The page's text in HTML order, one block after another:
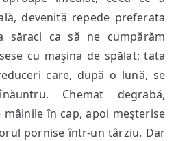
devenită repede preferata
săraci ca să ne cumpărăm
cu maşina de spălat; tata
care, după o lună, se
Chemat degrabă,
în cap, apoi meşterise
pornise într-un târziu. Dar